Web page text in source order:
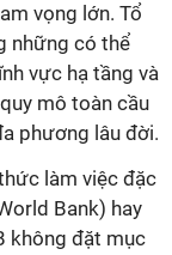
vọng lớn. Tổ
những có thể
vực hạ tầng và
mô toàn cầu
phương lâu đời.
làm việc đặc
Bank) hay
không đặt mục